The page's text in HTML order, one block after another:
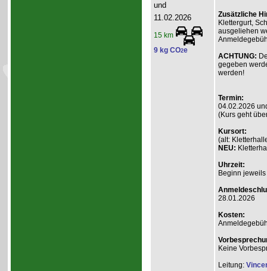
und
11.02.2026
15 km
9 kg CO2e
Zusätzliche
Klettergurt,
ausgeliehen
ACHTUNG:
gegeben
werden!
Termin:
04.02.2026
(Kurs geht
Kursort:
(alt:
NEU:
Uhrzeit:
Beginn
28.01.2026
Kosten:
Keine
Leitung: